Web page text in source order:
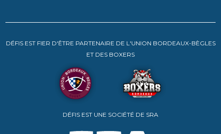
DÉFIS EST FIER D'ÊTRE PARTENAIRE DE L'UNION BORDEAUX-BÈGLES
ET DES BOXERS
DÉFIS EST UNE SOCIÉTÉ DE SRA